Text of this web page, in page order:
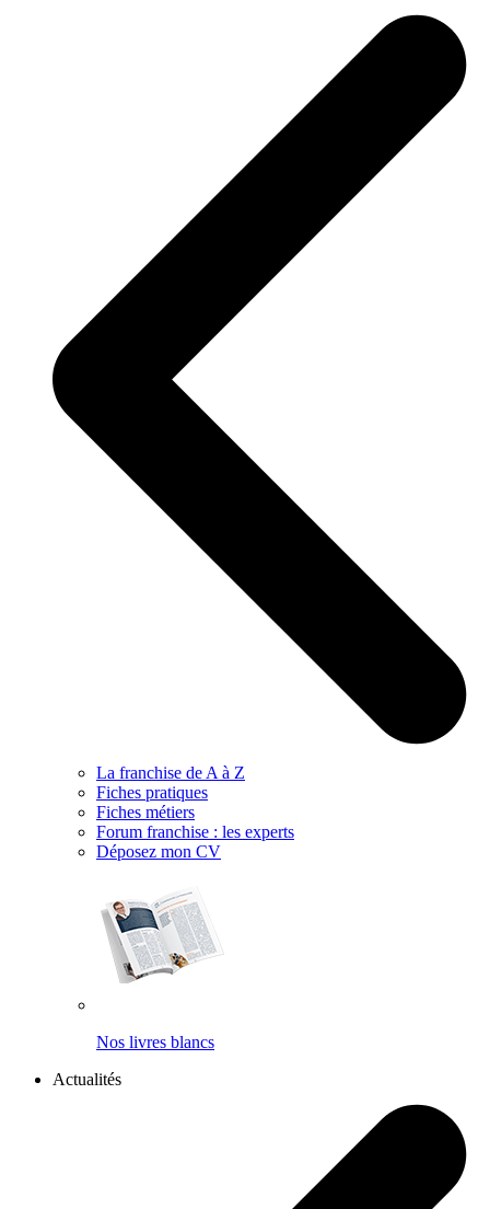
La franchise de A à Z
Fiches pratiques
Fiches métiers
Forum franchise : les experts
Déposez mon CV
Nos livres blancs
Actualités